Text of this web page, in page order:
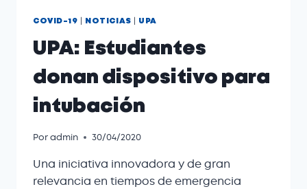
COVID-19 NOTICIAS UPA
UPA: Estudiantes
donan dispositivo para
intubación
Poradmin 30/04/2020
Una iniciativa innovadora y de gran
relevancia en tiempos de emergencia